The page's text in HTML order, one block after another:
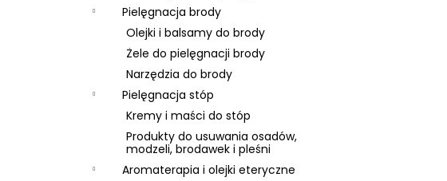
Pielęgnacja brody
Olejki i balsamy do brody
Żele do pielęgnacji brody
Narzędzia do brody
Pielęgnacja stóp
Kremy i maści do stóp
Produkty do usuwania osadów,
modzeli, brodawek i pleśni
Aromaterapia i olejki eteryczne